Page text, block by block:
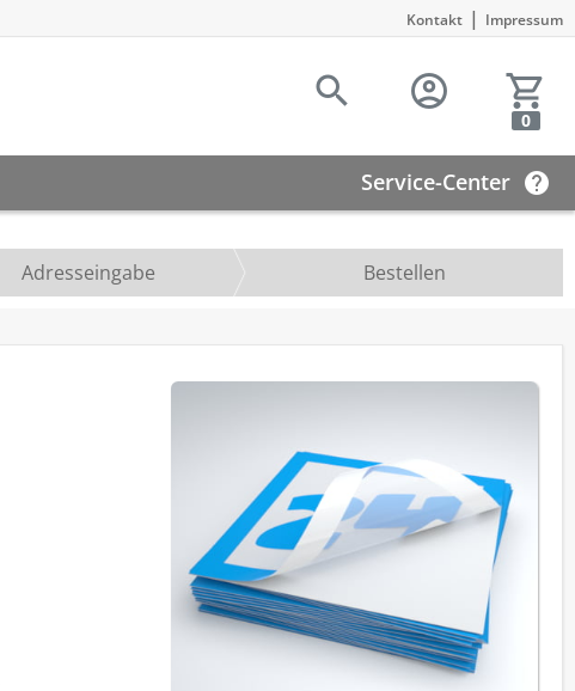
Kontakt | Impressum
0
Service-Center
Adresseingabe Bestellen